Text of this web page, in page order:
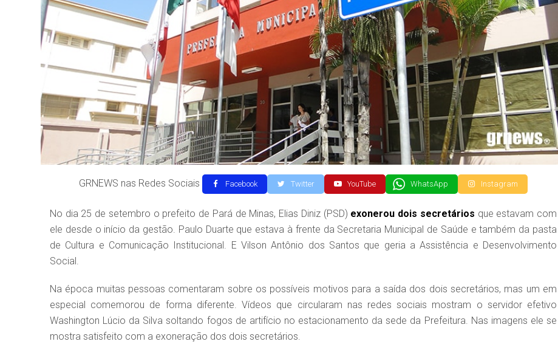
GRNEWS nas Redes Sociais Facebook Twitter YouTube WhatsApp Instagram
No dia 25 de setembro o prefeito de Pará de Minas, Elias Diniz (PSD) exonerou dois secretários que estavam com
ele desde o início da gestão. Paulo Duarte que estava à frente da Secretaria Municipal de Saúde e também da pasta
de Cultura e Comunicação Institucional. E Vilson Antônio dos Santos que geria a Assistência e Desenvolvimento
Social.
Na época muitas pessoas comentaram sobre os possíveis motivos para a saída dos dois secretários, mas um em
especial comemorou de forma diferente. Vídeos que circularam nas redes sociais mostram o servidor efetivo
Washington Lúcio da Silva soltando fogos de artifício no estacionamento da sede da Prefeitura. Nas imagens ele se
mostra satisfeito com a exoneração dos dois secretários.